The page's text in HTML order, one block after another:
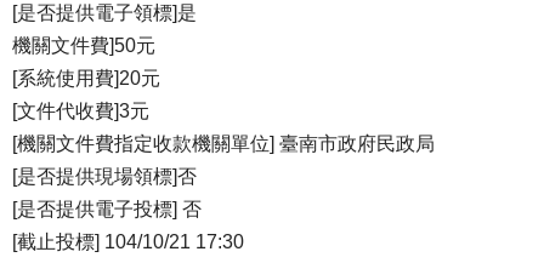
[是否提供電子領標]是
機關文件費]50元
[系統使用費]20元
[文件代收費]3元
[機關文件費指定收款機關單位] 臺南市政府民政局
[是否提供現場領標]否
[是否提供電子投標] 否
[截止投標] 104/10/21 17:30